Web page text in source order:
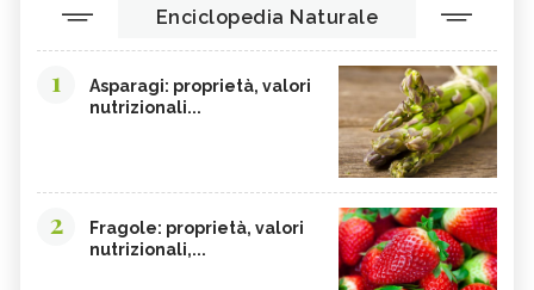
Enciclopedia Naturale
1
Asparagi: proprietà, valori
nutrizionali...
2
Fragole: proprietà, valori
nutrizionali,...